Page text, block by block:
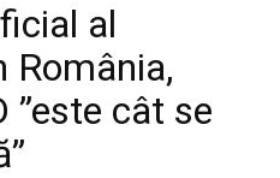
al
România,
”este cât se